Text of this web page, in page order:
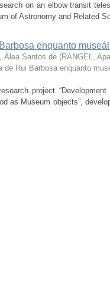
on an elbow transit
of Astronomy and Related
enquanto
Álea Santos de (RANGEL,
Rui Barbosa enquanto
project
as Museum objects”,